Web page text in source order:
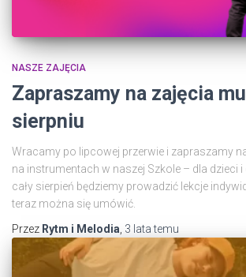
NASZE ZAJĘCIA
Zapraszamy na zajęcia
sierpniu
Wracamy po lipcowej przerwie i zapraszamy
na instrumentach w naszej Szkole – dla dzieci i
cały sierpień będziemy prowadzić lekcje
teraz można się umówić.
Przez Rytm i Melodia 3 latatemu